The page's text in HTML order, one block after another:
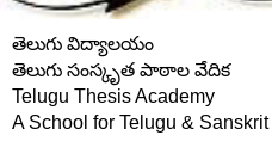
తెలుగు విద్యాలయం
తెలుగు సంస్కృత పాఠాల వేదిక
Telugu Thesis Academy
A School for Telugu &